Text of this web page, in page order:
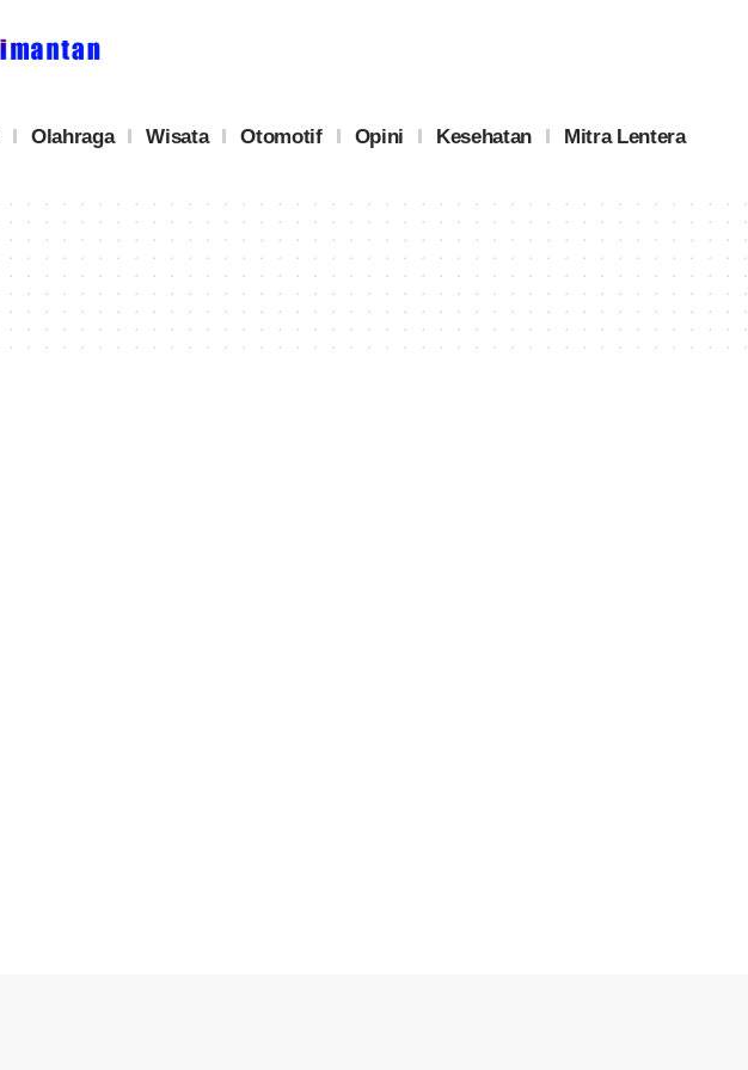
Olahraga Wisata Otomotif Opini Kesehatan Mitra Lentera